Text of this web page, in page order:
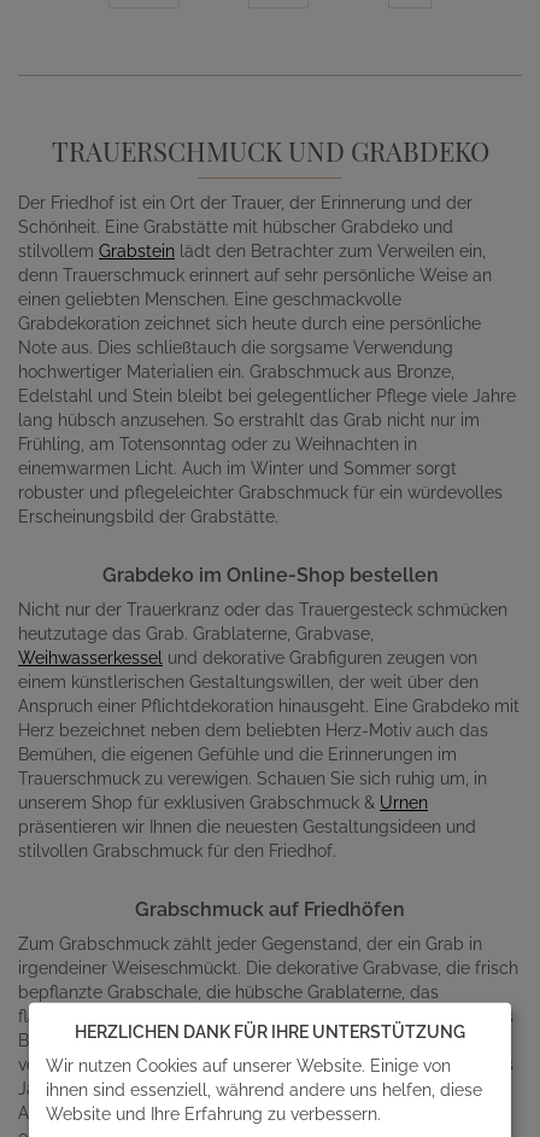
TRAUERSCHMUCK UND GRABDEKO
Der Friedhof ist ein Ort der Trauer, der Erinnerung und der
Schönheit. Eine Grabstätte mit hübscher Grabdeko und
stilvollem Grabstein lädt den Betrachter zum Verweilen ein,
denn Trauerschmuck erinnert auf sehr persönliche Weise an
einen geliebten Menschen. Eine geschmackvolle
Grabdekoration zeichnet sich heute durch eine persönliche
Note aus. Dies schließtauch die sorgsame Verwendung
hochwertiger Materialien ein. Grabschmuck aus Bronze,
Edelstahl und Stein bleibt bei gelegentlicher Pflege viele Jahre
lang hübsch anzusehen. So erstrahlt das Grab nicht nur im
Frühling, am Totensonntag oder zu Weihnachten in
einemwarmen Licht. Auch im Winter und Sommer sorgt
robuster und pflegeleichter Grabschmuck für ein würdevolles
Erscheinungsbild der Grabstätte.
Grabdeko im Online-Shop bestellen
Nicht nur der Trauerkranz oder das Trauergesteck schmücken
heutzutage das Grab. Grablaterne, Grabvase,
Weihwasserkessel und dekorative Grabfiguren zeugen von
einem künstlerischen Gestaltungswillen, der weit über den
Anspruch einer Pflichtdekoration hinausgeht. Eine Grabdeko mit
Herz bezeichnet neben dem beliebten Herz-Motiv auch das
Bemühen, die eigenen Gefühle und die Erinnerungen im
Trauerschmuck zu verewigen. Schauen Sie sich ruhig um, in
unserem Shop für exklusiven Grabschmuck & Urnen
präsentieren wir Ihnen die neuesten Gestaltungsideen und
stilvollen Grabschmuck für den Friedhof.
Grabschmuck auf Friedhöfen
Zum Grabschmuck zählt jeder Gegenstand, der ein Grab in
irgendeiner Weiseschmückt. Die dekorative Grabvase, die frisch
bepflanzte Grabschale, die hübsche Grablaterne, das
flackernde Grablicht, der Weihwasserkessel, die Engelfigur aus
Bronze und das Grabherz aus Stein gehören dazu. Abhängig
vom Anlass und den Jahreszeiten kann die Grabdekoration das
Jahr über wechseln. Der Trauerschmuck für den Totensonntag,
Allerheiligen und Allerseelen, die Grabdeko für Weihnachten
HERZLICHEN DANK FÜR IHRE UNTERSTÜTZUNG
Wir nutzen Cookies auf unserer Website. Einige von
ihnen sind essenziell, während andere uns helfen, diese
Website und Ihre Erfahrung zu verbessern.